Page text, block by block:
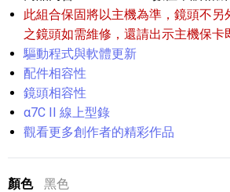
此組合保固將以主機為準，鏡頭不另
之鏡頭如需維修，還請出示主機保卡
驅動程式與軟體更新
配件相容性
鏡頭相容性
α7C II 線上型錄
觀看更多創作者的精彩作品
顏色 黑色